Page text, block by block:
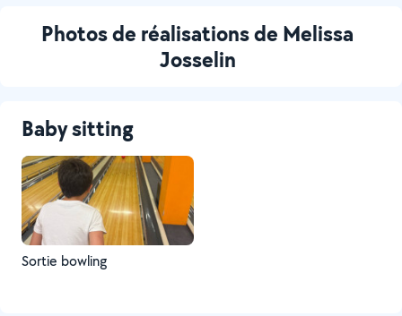
Photos de réalisations de Melissa
Josselin
Baby sitting
Sortie bowling